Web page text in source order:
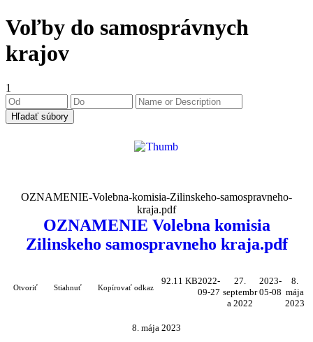
Voľby do samosprávnych
krajov
1
OZNAMENIE-Volebna-komisia-Zilinskeho-samospravneho-
kraja.pdf
OZNAMENIE Volebna komisia
Zilinskeho samospravneho kraja.pdf
Otvoriť Stiahnuť Kopírovať odkaz
92.11 KB2022-
09-27
27.
septembr
a 2022
2023-
05-08
8.
mája
2023
8. mája 2023